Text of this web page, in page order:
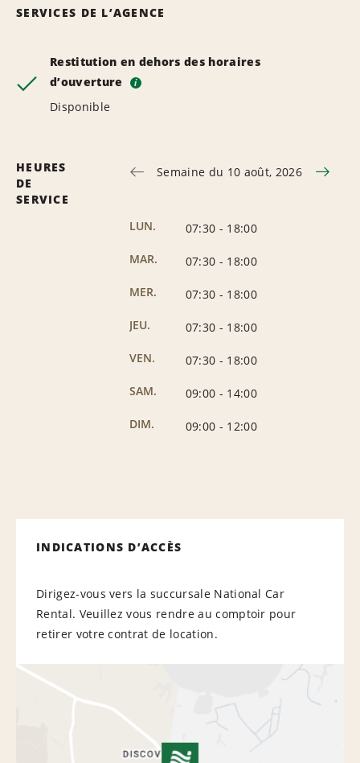
SERVICES DE L’AGENCE
Restitution en dehors des horaires
d’ouverture
i
Disponible
HEURES
DE
SERVICE
Semaine du 10 août, 2026
LUN. 07:30 - 18:00
MAR.
07:30 - 18:00
MER.
07:30 - 18:00
JEU.
07:30 - 18:00
VEN.
07:30 - 18:00
SAM.
09:00 - 14:00
DIM.
09:00 - 12:00
INDICATIONS D’ACCÈS
Dirigez-vous vers la succursale National Car
Rental. Veuillez vous rendre au comptoir pour
retirer votre contrat de location.